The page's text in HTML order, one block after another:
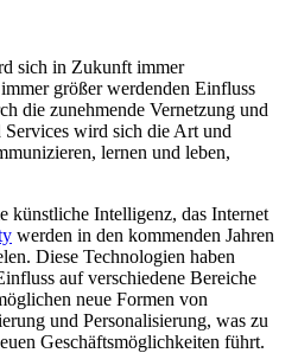
sich in Zukunft immer
größer werdenden Einfluss
die zunehmende Vernetzung und
wird sich die Art und
lernen und leben,
künstliche Intelligenz, das Internet
werden in den kommenden Jahren
Diese Technologien haben
auf verschiedene Bereiche
neue Formen von
und Personalisierung, was zu
Geschäftsmöglichkeiten führt.